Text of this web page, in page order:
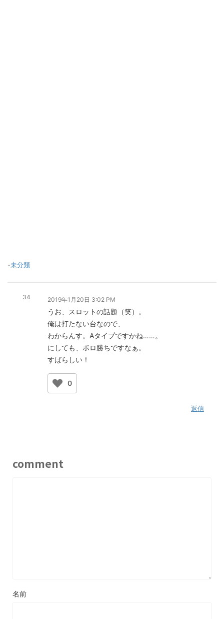
-未分類
34 2019年1月20日 3:02 PM
うお、スロットの話題（笑）。
俺は打たない台なので、
わからんす。Aタイプですかね……。
にしても、ボロ勝ちですなぁ。
すばらしい！
0
返信
comment
名前